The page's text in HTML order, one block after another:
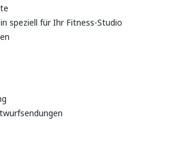
speziell für Ihr Fitness-Studio